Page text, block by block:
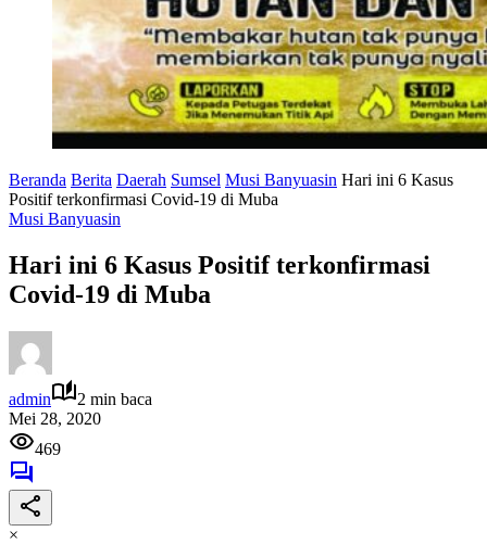
Beranda Berita Daerah Sumsel Musi Banyuasin Hari ini 6 Kasus
Positif terkonfirmasi Covid-19 di Muba
Musi Banyuasin
Hari ini 6 Kasus Positif terkonfirmasi
Covid-19 di Muba
admin
2 min baca
Mei 28, 2020
469
×